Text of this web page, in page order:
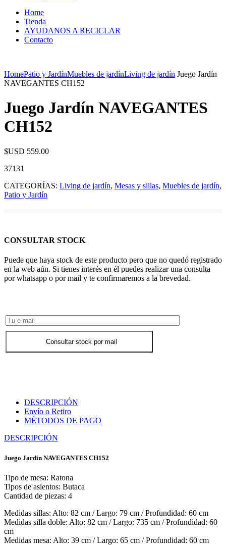
Home
Tienda
AYUDANOS A RECICLAR
Contacto
HomePatio y JardínMuebles de jardínLiving de jardín Juego Jardín
NAVEGANTES CH152
Juego Jardín NAVEGANTES
CH152
$USD 559.00
37131
CATEGORÍAS: Living de jardín, Mesas y sillas, Muebles de jardín,
Patio y Jardín
CONSULTAR STOCK
Puede que haya stock de este producto pero que no quedó registrado
en la web aún. Si tienes interés en él puedes realizar una consulta
por whatsapp o por mail y te confirmaremos a la brevedad.
Consultar stock por mail
DESCRIPCIÓN
Envío o Retiro
MÉTODOS DE PAGO
DESCRIPCIÓN
Juego Jardín NAVEGANTES CH152
Tipo de mesa: Ratona
Tipos de asientos: Butaca
Cantidad de piezas: 4
Medidas sillas: Alto: 82 cm / Largo: 79 cm / Profundidad: 60 cm
Medidas silla doble: Alto: 82 cm / Largo: 735 cm / Profundidad: 60
cm
Medidas mesa: Alto: 39 cm / Largo: 65 cm / Profundidad: 60 cm